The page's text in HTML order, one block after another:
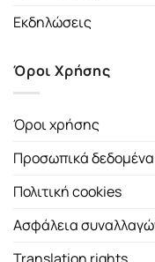
Εκδηλώσεις
Όροι Χρήσης
Όροι χρήσης
Προσωπικά
Πολιτική cookies
Ασφάλεια
Translation rights